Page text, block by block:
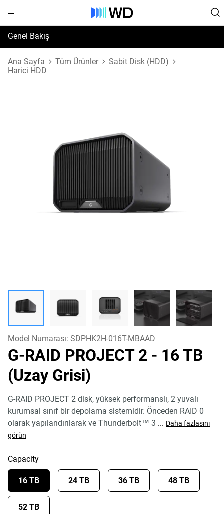
Genel Bakış
Özellikler
Ana Sayfa Tüm Ürünler
Sabit Disk (HDD)
Harici HDD
Model Numarası: SDPHK2H-016T-MBAAD
G-RAID PROJECT 2 - 16 TB
(Uzay Grisi)
G-RAID PROJECT 2 disk, yüksek performanslı, 2 yuvalı
kurumsal sınıf bir depolama sistemidir. Önceden RAID 0
olarak yapılandırılarak ve Thunderbolt™ 3 ... Daha fazlasını
görün
Capacity
16 TB 24 TB 36 TB 48 TB
52 TB